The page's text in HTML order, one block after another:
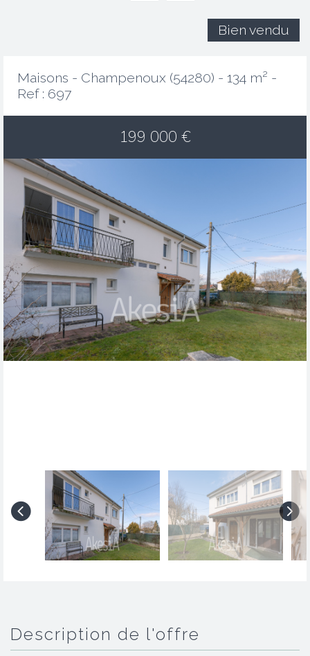
Bien vendu
Maisons - Champenoux (54280) - 134 m² -
Ref : 697
199 000 €
description de l'offre